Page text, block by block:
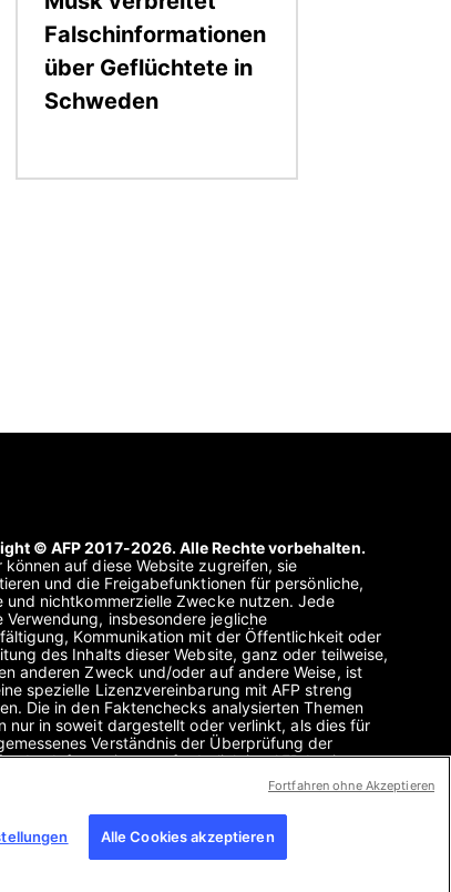
Falschinformationen
über Geflüchtete in
Schweden
© AFP 2017-2026. Alle Rechte vorbehalten.
können auf diese Website zugreifen, sie
und die Freigabefunktionen für persönliche,
und nichtkommerzielle Zwecke nutzen. Jede
Verwendung, insbesondere jegliche
Kommunikation mit der Öffentlichkeit oder
des Inhalts dieser Website, ganz oder teilweise,
anderen Zweck und/oder auf andere Weise, ist
spezielle Lizenzvereinbarung mit AFP streng
Die in den Faktenchecks analysierten Themen
nur in soweit dargestellt oder verlinkt, als dies für
Verständnis der Überprüfung der
Informationen erforderlich ist. AFP besitzt
für sie und übernimmt keine Verantwortung für
und ihr Logo sind eingetragene Marken.
Alle Cookies akzeptieren
Fortfahren ohne Akzeptieren